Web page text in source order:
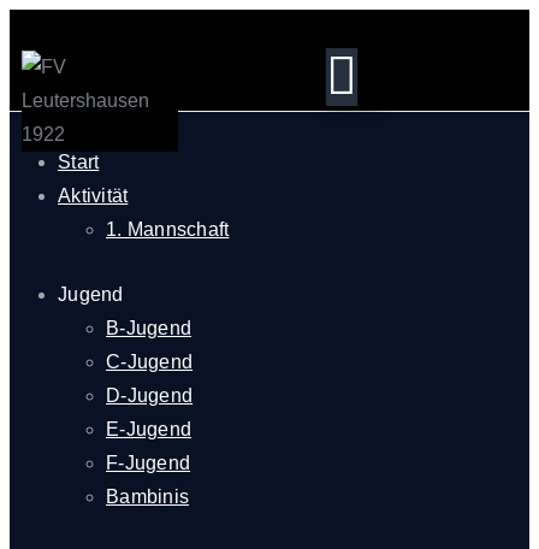
Start
Aktivität
1. Mannschaft
Jugend
B-Jugend
C-Jugend
D-Jugend
E-Jugend
F-Jugend
Bambinis